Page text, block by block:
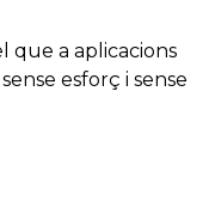
que a aplicacions
esforç i sense